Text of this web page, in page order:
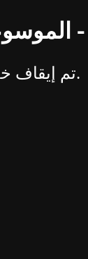
تم إيقاف خدمات شبكة التشريعات الليبية.